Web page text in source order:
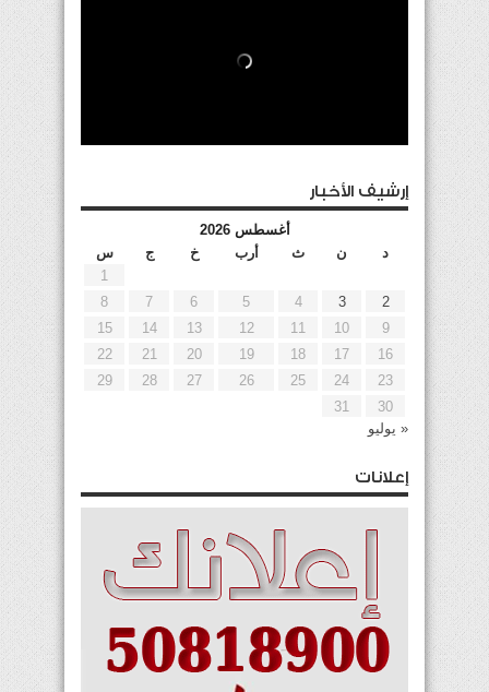
إرشيف الأخبار
أغسطس 2026
د
ن ث أرب خ ج
س
1
2
3
4
5
6
7
8
9
10
11
12
13
14
15
16
17
18
19
20
21
22
23
24
25
26
27
28
29
30
31
« يوليو
إعلانات